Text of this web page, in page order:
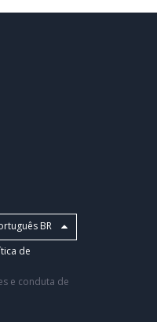
BR
de
e conduta de